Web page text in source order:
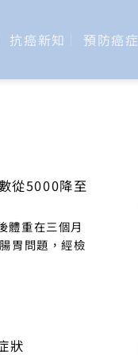
抗癌新知 預防癌症
從5000降至
體重在三個月
胃問題，經檢
狀